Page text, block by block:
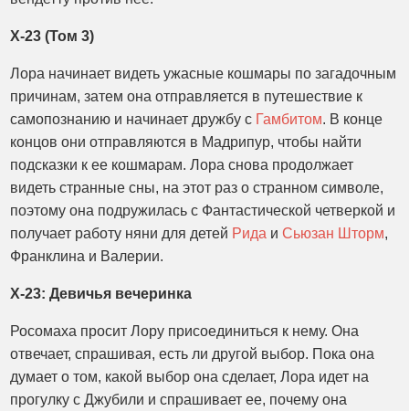
X-23 (Том 3)
Лора начинает видеть ужасные кошмары по загадочным
причинам, затем она отправляется в путешествие к
самопознанию и начинает дружбу с Гамбитом. В конце
концов они отправляются в Мадрипур, чтобы найти
подсказки к ее кошмарам. Лора снова продолжает
видеть странные сны, на этот раз о странном символе,
поэтому она подружилась с Фантастической четверкой и
получает работу няни для детей Рида иСьюзан Шторм,
Франклина и Валерии.
X-23: Девичья вечеринка
Росомаха просит Лору присоединиться к нему. Она
отвечает, спрашивая, есть ли другой выбор. Пока она
думает о том, какой выбор она сделает, Лора идет на
прогулку с Джубили и спрашивает ее, почему она